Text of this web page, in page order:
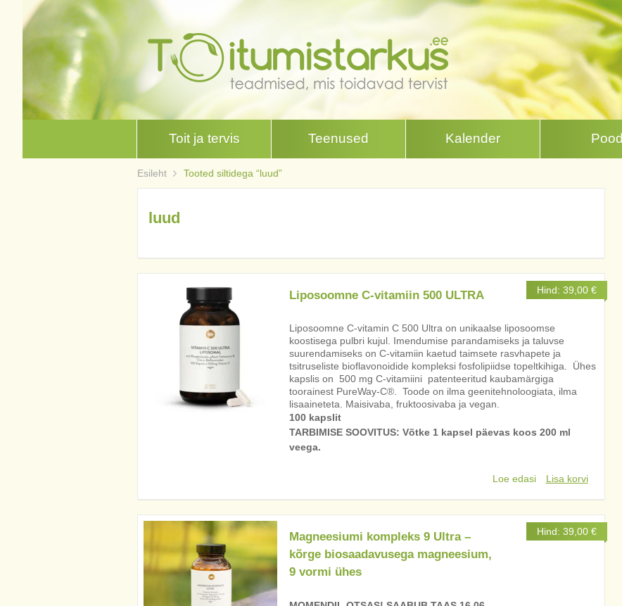
Toit ja tervis Teenused Kalender Pood
Esileht Tooted siltidega “luud”
luud
Liposoomne C-vitamiin 500 ULTRA Hind: 39,00 €
Liposoomne C-vitamin C 500 Ultra on unikaalse liposoomse
koostisega pulbri kujul. Imendumise parandamiseks ja taluvse
suurendamiseks on C-vitamiin kaetud taimsete rasvhapete ja
tsitruseliste bioflavonoidide kompleksi fosfolipiidse topeltkihiga. Ühes
kapslis on 500 mg C-vitamiini patenteeritud kaubamärgiga
toorainest PureWay-C®. Toode on ilma geenitehnoloogiata, ilma
lisaaineteta. Maisivaba, fruktoosivaba ja vegan.
100 kapslit
TARBIMISE SOOVITUS: Võtke 1 kapsel päevas koos 200 ml
veega.
Loe edasi Lisa korvi
Magneesiumi kompleks 9 Ultra –
kõrge biosaadavusega magneesium,
9 vormi ühes
Hind: 39,00 €